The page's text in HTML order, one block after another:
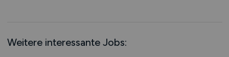
Umwelt / Natur
Schweiz
Weitere interessante Jobs: